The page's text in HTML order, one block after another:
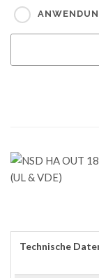
Technische